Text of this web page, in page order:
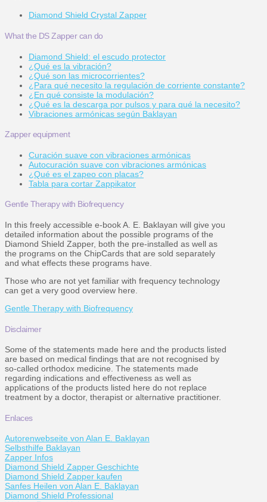
Diamond Shield Crystal Zapper
What the DS Zapper can do
Diamond Shield: el escudo protector
¿Qué es la vibración?
¿Qué son las microcorrientes?
¿Para qué necesito la regulación de corriente constante?
¿En qué consiste la modulación?
¿Qué es la descarga por pulsos y para qué la necesito?
Vibraciones armónicas según Baklayan
Zapper equipment
Curación suave con vibraciones armónicas
Autocuración suave con vibraciones armónicas
¿Qué es el zapeo con placas?
Tabla para cortar Zappikator
Gentle Therapy with Biofrequency
In this freely accessible e-book A. E. Baklayan will give you
detailed information about the possible programs of the
Diamond Shield Zapper, both the pre-installed as well as
the programs on the ChipCards that are sold separately
and what effects these programs have.
Those who are not yet familiar with frequency technology
can get a very good overview here.
Gentle Therapy with Biofrequency
Disclaimer
Some of the statements made here and the products listed
are based on medical findings that are not recognised by
so-called orthodox medicine. The statements made
regarding indications and effectiveness as well as
applications of the products listed here do not replace
treatment by a doctor, therapist or alternative practitioner.
Enlaces
Autorenwebseite von Alan E. Baklayan
Selbsthilfe Baklayan
Zapper Infos
Diamond Shield Zapper Geschichte
Diamond Shield Zapper kaufen
Sanfes Heilen von Alan E. Baklayan
Diamond Shield Professional